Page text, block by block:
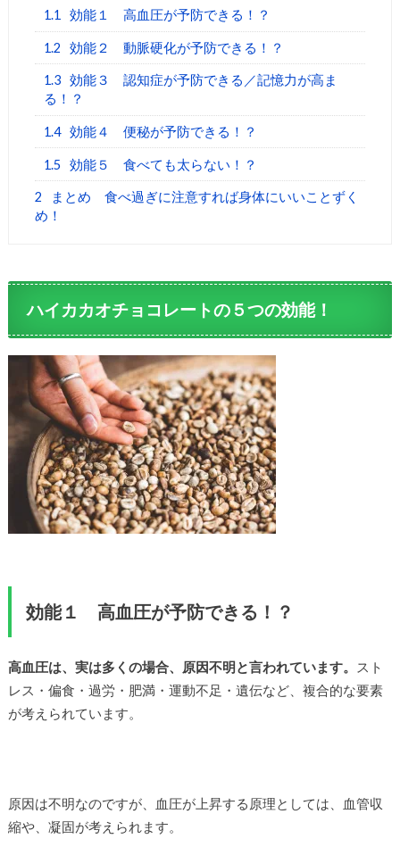
1.1 効能１ 高血圧が予防できる！？
1.2 効能２ 動脈硬化が予防できる！？
1.3 効能３ 認知症が予防できる／記憶力が高ま
る！？
1.4 効能４ 便秘が予防できる！？
1.5 効能５ 食べても太らない！？
2
まとめ 食べ過ぎに注意すれば身体にいいことずく
め！
ハイカカオチョコレートの５つの効能！
効能１ 高血圧が予防できる！？
高血圧は、実は多くの場合、原因不明と言われています。
スト
レス・偏食・過労・肥満・運動不足・遺伝など、複合的な要素
が考えられています。
原因は不明なのですが、血圧が上昇する原理としては、血管収
縮や、凝固が考えられます。